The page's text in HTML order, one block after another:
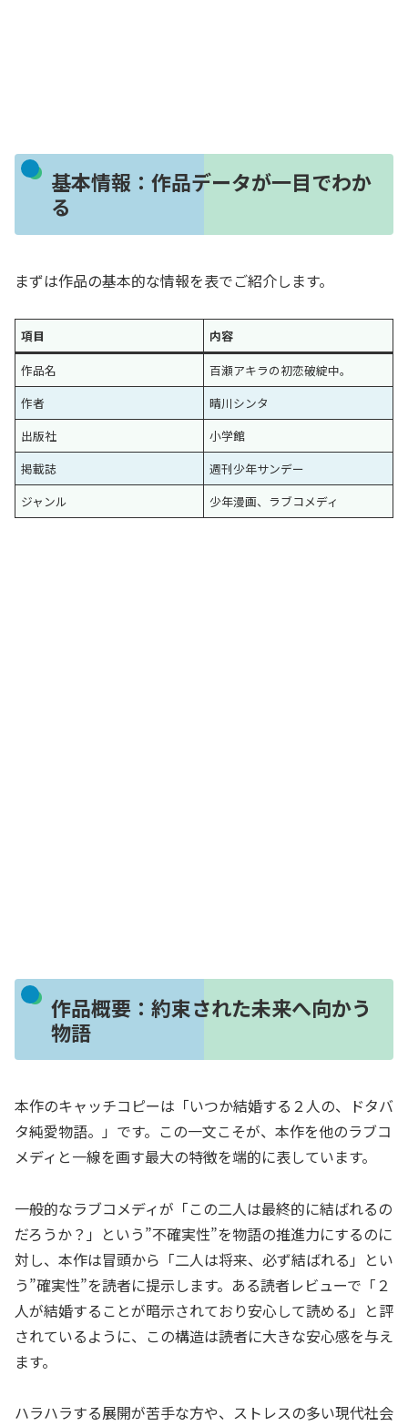
基本情報：作品データが一目でわか
る
まずは作品の基本的な情報を表でご紹介します。
項目
内容
作品名
百瀬アキラの初恋破綻中。
作者
晴川シンタ
出版社
小学館
掲載誌
週刊少年サンデー
ジャンル
少年漫画、ラブコメディ
作品概要：約束された未来へ向かう
物語
本作のキャッチコピーは「いつか結婚する２人の、ドタバ
タ純愛物語。」です。この一文こそが、本作を他のラブコ
メディと一線を画す最大の特徴を端的に表しています。
一般的なラブコメディが「この二人は最終的に結ばれるの
だろうか？」という”不確実性”を物語の推進力にするのに
対し、本作は冒頭から「二人は将来、必ず結ばれる」とい
う”確実性”を読者に提示します。ある読者レビューで「２
人が結婚することが暗示されており安心して読める」と評
されているように、この構造は読者に大きな安心感を与え
ます。
ハラハラする展開が苦手な方や、ストレスの多い現代社会